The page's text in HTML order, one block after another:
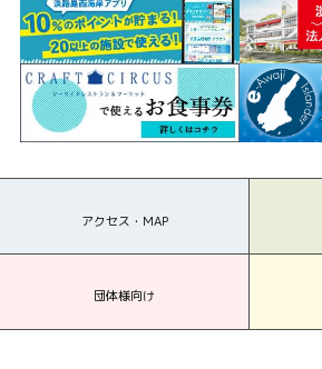
アクセス・MAP
団体様向け